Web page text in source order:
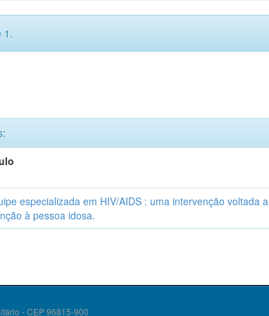
1.
especializada em HIV/AIDS : uma intervenção voltada a
à pessoa idosa.
- CEP 96815-900